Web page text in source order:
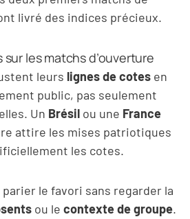
livré des indices précieux.
les matchs d’ouverture
leurs lignes de cotes en
public, pas seulement
Un Brésil ou une France
attire les mises patriotiques
les cotes.
parier le favori sans regarder la
ou le contexte de groupe.